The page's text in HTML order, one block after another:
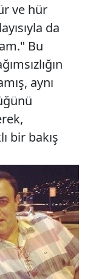
ve hür
da
Bu
aynı
bir bakış